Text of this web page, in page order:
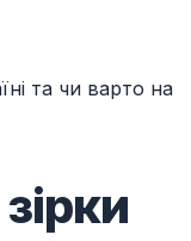
та чи варто на